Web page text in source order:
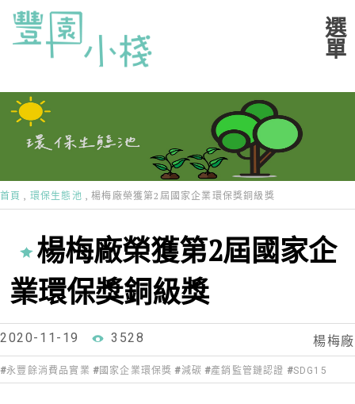
首頁 環保生態池 楊梅廠榮獲第2屆國家企業環保獎銅級獎
楊梅廠榮獲第2屆國家企
業環保獎銅級獎
2020-11-19 3528 楊梅廠
永豐餘消費品實業 國家企業環保獎 減碳 產銷監管鏈認證 SDG15